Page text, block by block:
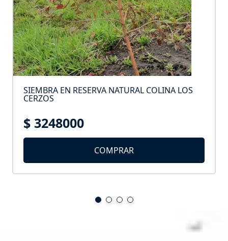
SIEMBRA EN RESERVA NATURAL COLINA LOS
CERZOS
$ 3248000
COMPRAR